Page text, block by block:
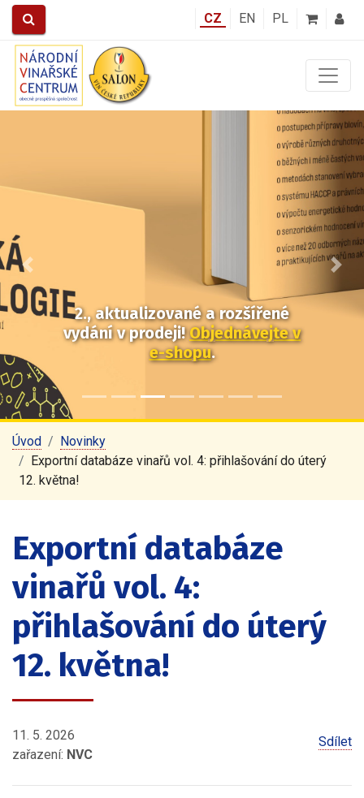
CZ EN PL
2., aktualizované a rozšířené
vydání v prodeji!Objednávejte v
e-shopu.
Předchozí Další
Úvod
Novinky
Exportní databáze vinařů vol. 4: přihlašování do úterý
12. května!
Exportní databáze
vinařů vol. 4:
přihlašování do úterý
12. května!
11. 5. 2026
zařazení: NVC
Sdílet